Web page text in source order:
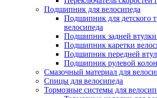
Подшипник для велосипеда
Подшипник для детского
велосипеда
Подшипник задней втулки
Подшипник каретки
Подшипник передней
Подшипник рулевой
Смазочный материал для
Спицы для велосипеда
Тормозные системы для